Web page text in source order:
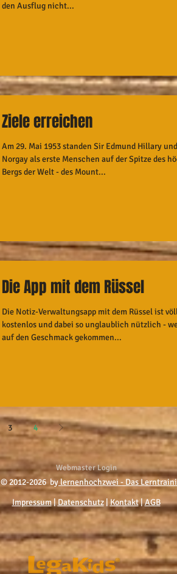
den Ausflug nicht...
Ziele erreichen
Am 29. Mai 1953 standen Sir Edmund Hillary
Norgay als erste Menschen auf der Spitze des
Bergs der Welt - des Mount...
Die App mit dem Rüssel
Die Notiz-Verwaltungsapp mit dem Rüssel ist
kostenlos und dabei so unglaublich nützlich -
auf den Geschmack gekommen...
3 4
Webmaster Login
© 2012-2026 by lernenhochzwei - Das
Impressum|Datenschutz|Kontakt|AGB